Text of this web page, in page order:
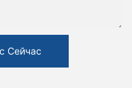
Сейчас